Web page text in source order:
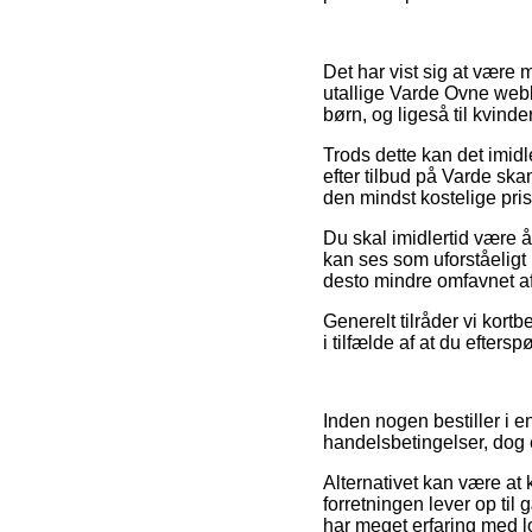
Det har vist sig at være
utallige Varde Ovne
børn, og ligeså til
Trods dette kan det
efter tilbud på Varde
den mindst kostelige
Du skal imidlertid være
kan ses som
desto mindre omfavnet
Generelt tilråder vi
i tilfælde af at du
Inden nogen bestiller i
handelsbetingelser,
Alternativet kan være at
forretningen lever op til
har meget erfaring med